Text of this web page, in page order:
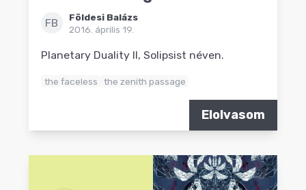
FB
Földesi Balázs
2016. április 19.
Planetary Duality II, Solipsist néven.
the faceless the zenith passage
Elolvasom